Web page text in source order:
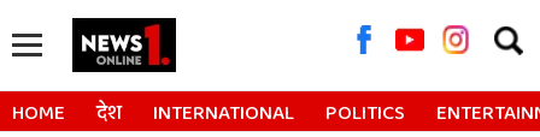
for:
HOME देश INTERNATIONAL POLITICS